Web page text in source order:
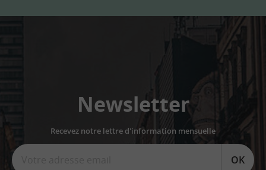
Newsletter
Recevez notre lettre d'information mensuelle
OK